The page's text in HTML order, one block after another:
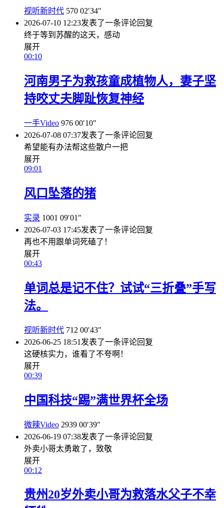
视听新时代 570 02′34″
2026-07-10 12:23发表了一条评论回复
终于等到苏醒的这天，感动
展开
00:10
河南男子为救孩童成植物人，妻子坚
持咬丈夫脚趾恢复神经
一手Video 976 00′10″
2026-07-08 07:37发表了一条评论回复
希望能有办法帮这些散户一把
展开
09:01
风口坠落的猪
实录 1001 09′01″
2026-07-03 17:45发表了一条评论回复
再也不用跟单词死磕了！
展开
00:43
单词总是记不住？试试“三折叠”手写
法。
视听新时代 712 00′43″
2026-06-25 18:51 发表了一条评论回复
这硬核实力，谁看了不夸啊！
展开
00:39
中国科技“踢”满世界杯全场
微辣Video 2939 00′39″
2026-06-19 07:38发表了一条评论回复
外卖小哥太勇敢了，致敬
展开
00:12
贵州20岁外卖小哥为救落水父子不幸